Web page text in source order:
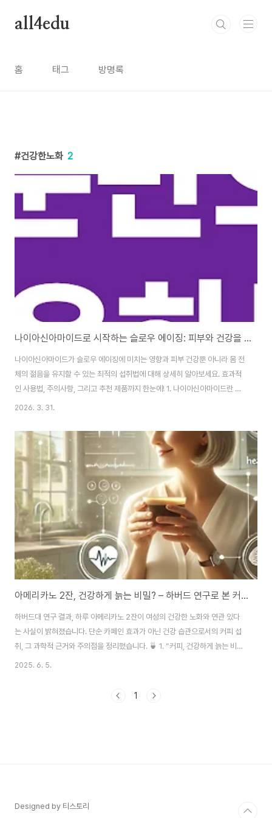
all4edu
홈 태그 방명록
건강한노화 2
나이아신아마이드로 시작하는 슬로우 에이징: 피부와 건강을 모두 잡는 최적의 섭취법
나이아신아마이드가 슬로우 에이징에 미치는 영향과 피부 건강뿐 아니라 몸 전
체의 젊음을 유지할 수 있는 최적의 섭취법에 대해 상세히 알아보세요. 효과적
인 사용법, 주의사항, 그리고 추천 제품까지 한눈에! 1. 나이아신아마이드란 무
엇인가?나이아신아마이드는 비타민 B3의 일종으로, 피부 미백과 장벽 강화에
밝기를 높이는 것에서 나아가, 피부 속 깊은 곳까지 케어하는 슬로우 에이징
(Slow Aging) 트렌드가 확산되고 있는데, 이때 나이아신아마이드는 핵심적
인 역할을 하고 있습니다 . 특히, 자극을 최소화하면서도 효과적인 미백과 장벽
개선을 제공한다는 점에서 많은 사랑을 받고 있습니다. 1-1. 나이아신아마이드
의 주요 효능미백 효과: ..
2026. 3. 31.
아메리카노 2잔, 건강하게 늙는 비밀? – 하버드 연구로 본 커피와 장수의 과학
하버드대 연구 결과, 하루 아메리카노 2잔이 여성의 건강한 노화와 연관 있다
는 사실이 밝혀졌습니다. 단순 카페인 효과가 아닌 건강 습관으로서의 커피 섭
취, 그 과학적 근거와 주의점을 정리했습니다. 🍵 1. “커피, 건강하게 늙는 비
밀?”2025년 6월, 하버드 공중보건대학원에서 발표된 한 연구 결과가 국내외
2025. 6. 5.
1
Designed by 티스토리